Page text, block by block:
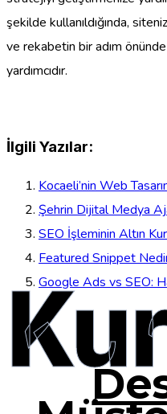
şekilde kullanıldığında,
ve rekabetin bir adım
yardımcıdır.
İlgili Yazılar:
Kocaeli’nin Web
Şehrin Dijital Medya
SEO İşleminin Altın
Featured Snippet Nedir
Google Ads vs SEO: